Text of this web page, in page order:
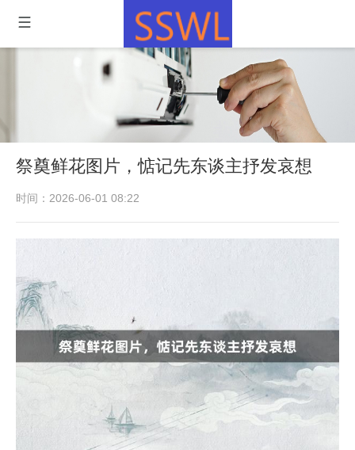
祭奠鲜花图片，惦记先东谈主抒发哀想
时间：2026-06-01 08:22